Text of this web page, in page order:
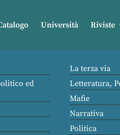
Università Riviste
ed
La terza via
Letteratura,
Mafie
Narrativa
Politica